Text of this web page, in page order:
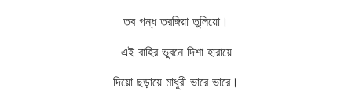
তব গন্ধ তরঙ্গিয়া তুলিয়ো।
এই বাহির ভুবনে দিশা হারায়ে
দিয়ো ছড়ায়ে মাধুরী ভারে ভারে।